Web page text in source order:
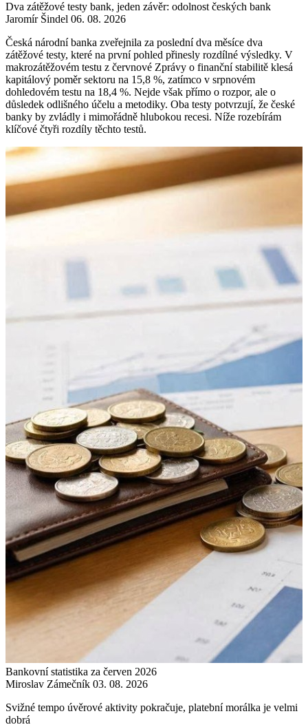
Dva zátěžové testy bank, jeden závěr: odolnost českých bank
Jaromír Šindel 06. 08. 2026
Česká národní banka zveřejnila za poslední dva měsíce dva
zátěžové testy, které na první pohled přinesly rozdílné výsledky. V
makrozátěžovém testu z červnové Zprávy o finanční stabilitě klesá
kapitálový poměr sektoru na 15,8 %, zatímco v srpnovém
dohledovém testu na 18,4 %. Nejde však přímo o rozpor, ale o
důsledek odlišného účelu a metodiky. Oba testy potvrzují, že české
banky by zvládly i mimořádně hlubokou recesi. Níže rozebírám
klíčové čtyři rozdíly těchto testů.
Bankovní statistika za červen 2026
Miroslav Zámečník 03. 08. 2026
Svižné tempo úvěrové aktivity pokračuje, platební morálka je velmi
dobrá